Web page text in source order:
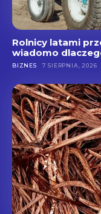
Rolnicy latami
wiadomo
BIZNES 7 SIERPNIA, 2026